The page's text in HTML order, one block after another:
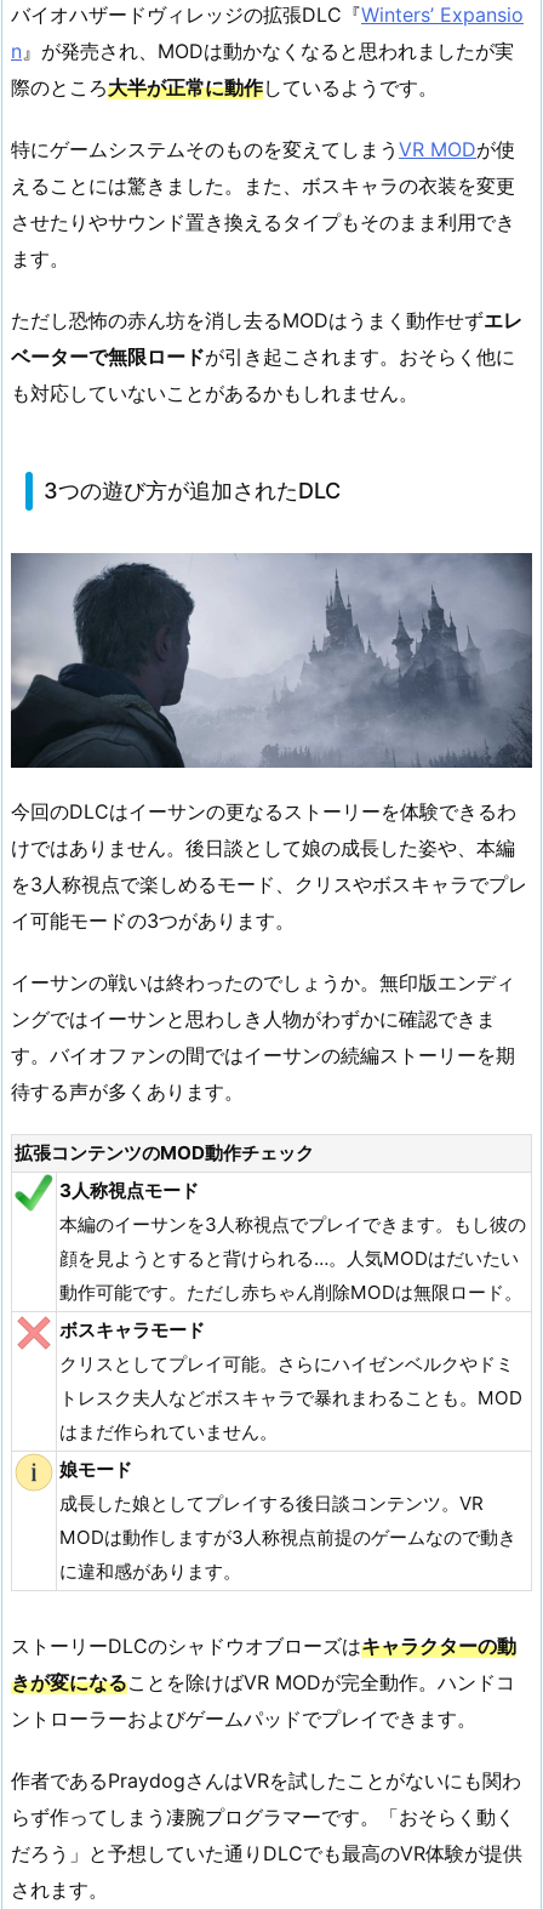
バイオハザードヴィレッジの拡張DLC『Winters’ Expansio
n 』が発売され、MODは動かなくなると思われましたが実
際のところ大半が正常に動作しているようです。
特にゲームシステムそのものを変えてしまう VR MODが使
えることには驚きました。また、ボスキャラの衣装を変更
させたりやサウンド置き換えるタイプもそのまま利用でき
ます。
ただし恐怖の赤ん坊を消し去るMODはうまく動作せずエレ
ベーターで無限ロードが引き起こされます。おそらく他に
も対応していないことがあるかもしれません。
3つの遊び方が追加されたDLC
今回のDLCはイーサンの更なるストーリーを体験できるわ
けではありません。後日談として娘の成長した姿や、本編
を3人称視点で楽しめるモード、クリスやボスキャラでプレ
イ可能モードの3つがあります。
イーサンの戦いは終わったのでしょうか。無印版エンディ
ングではイーサンと思わしき人物がわずかに確認できま
す。バイオファンの間ではイーサンの続編ストーリーを期
待する声が多くあります。
拡張コンテンツのMOD動作チェック
3人称視点モード
本編のイーサンを3人称視点でプレイできます。もし彼の
顔を見ようとすると背けられる…。人気MODはだいたい
動作可能です。ただし赤ちゃん削除MODは無限ロード。
ボスキャラモード
クリスとしてプレイ可能。さらにハイゼンベルクやドミ
トレスク夫人などボスキャラで暴れまわることも。MOD
はまだ作られていません。
娘モード
成長した娘としてプレイする後日談コンテンツ。VR
MODは動作しますが3人称視点前提のゲームなので動き
に違和感があります。
ストーリーDLCのシャドウオブローズはキャラクターの動
きが変になることを除けばVR MODが完全動作。ハンドコ
ントローラーおよびゲームパッドでプレイできます。
作者であるPraydogさんはVRを試したことがないにも関わ
らず作ってしまう凄腕プログラマーです。「おそらく動く
だろう」と予想していた通りDLCでも最高のVR体験が提供
されます。